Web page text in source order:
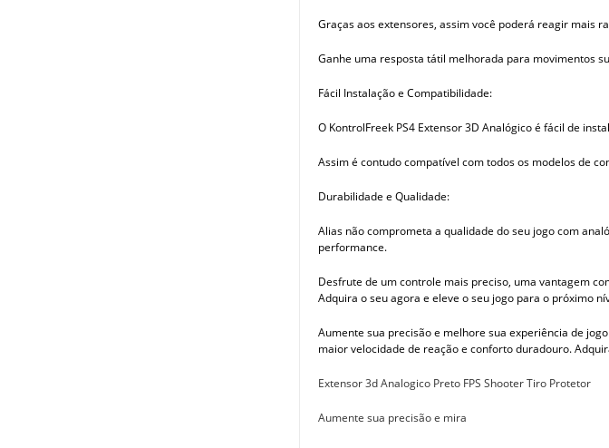
Graças aos extensores, assim você poderá reagir mais
Ganhe uma resposta tátil melhorada para movimentos
Fácil Instalação e Compatibilidade:
O KontrolFreek PS4 Extensor 3D Analógico é fácil de
Assim é contudo compatível com todos os modelos de
Durabilidade e Qualidade:
Alias não comprometa a qualidade do seu jogo com
performance.
Desfrute de um controle mais preciso, uma vantagem
Adquira o seu agora e eleve o seu jogo para o próximo
Aumente sua precisão e melhore sua experiência de
maior velocidade de reação e conforto duradouro.
Extensor 3d Analogico Preto FPS Shooter Tiro Protetor
Aumente sua precisão e mira